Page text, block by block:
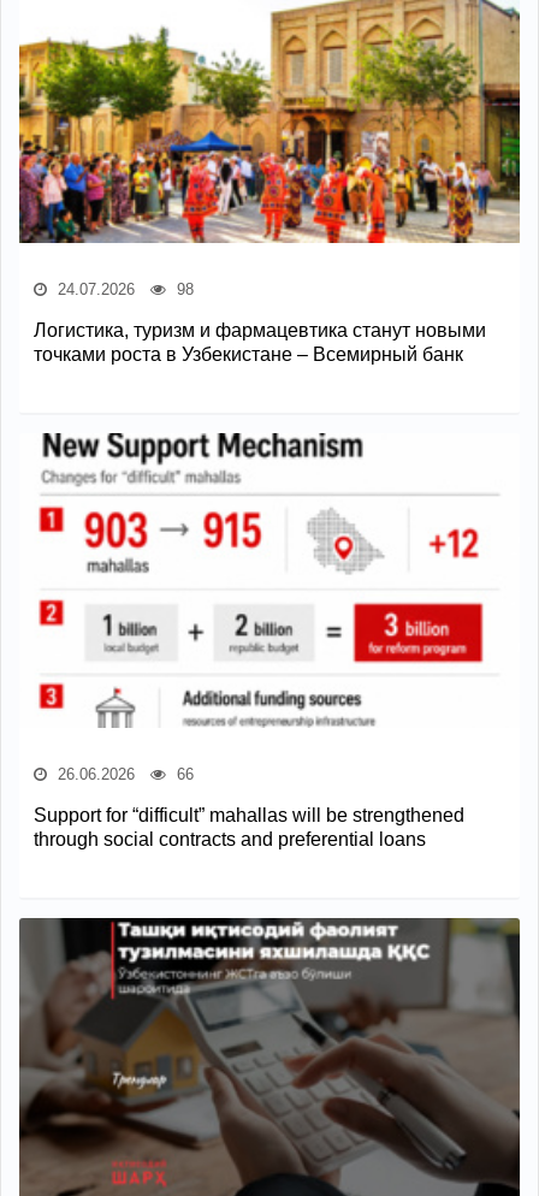
24.07.2026 98
Логистика, туризм и фармацевтика станут новыми
точками роста в Узбекистане – Всемирный банк
26.06.2026 66
Support for “difficult” mahallas will be strengthened
through social contracts and preferential loans